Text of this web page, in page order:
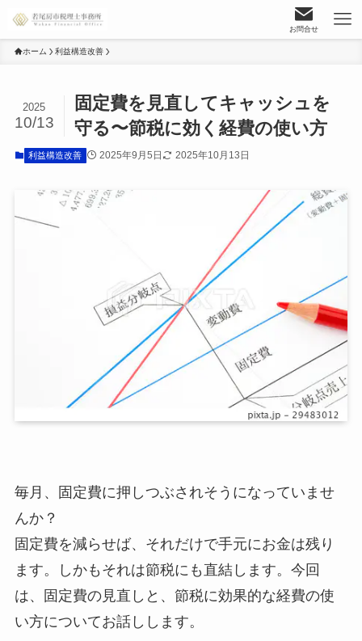
お問合せ
ホーム 利益構造改善
固定費を見直してキャッシュを
守る〜節税に効く経費の使い方
2025
10/13
利益構造改善 2025年9月5日 2025年10月13日
毎月、固定費に押しつぶされそうになっていませ
んか？
固定費を減らせば、それだけで手元にお金は残り
ます。しかもそれは節税にも直結します。今回
は、固定費の見直しと、節税に効果的な経費の使
い方についてお話しします。